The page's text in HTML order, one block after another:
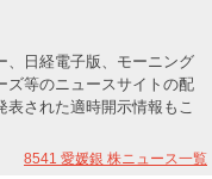
、日経電子版、モーニング
ズ等のニュースサイトの配
された適時開示情報もこ
8541 愛媛銀 株ニュース一覧